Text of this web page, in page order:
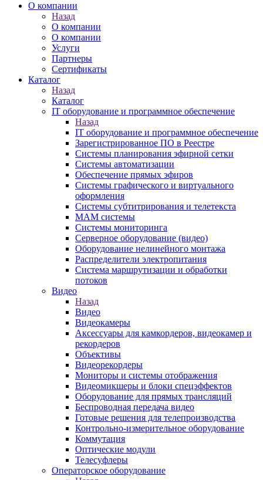
О компании
Назад
О компании
О компании
Услуги
Партнеры
Сертификаты
Каталог
Назад
Каталог
IT оборудование и программное обеспечение
Назад
IT оборудование и программное обеспечение
Зарегистрированное ПО в Реестре
Системы планирования эфирной сетки
Системы автоматизации
Обеспечение прямых эфиров
Системы графического и виртуального
оформления
Системы субтитрирования и телетекста
MAM системы
Системы мониторинга
Серверное оборудование (видео)
Оборудование нелинейного монтажа
Распределители электропитания
Система маршрутизации и обработки
потоков
Видео
Назад
Видео
Видеокамеры
Аксессуары для камкордеров, видеокамер и
рекордеров
Объективы
Видеорекордеры
Мониторы и системы отображения
Видеомикшеры и блоки спецэффектов
Оборудование для прямых трансляций
Беспроводная передача видео
Готовые решения для телепроизводства
Контрольно-измерительное оборудование
Коммутация
Оптические модули
Телесуфлеры
Операторское оборудование